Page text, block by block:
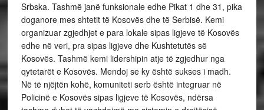
Srbska. Tashmë janë funksionale edhe Pikat 1 dhe 31, pika
doganore mes shtetit të Kosovës dhe të Serbisë. Kemi
organizuar zgjedhjet e para lokale sipas ligjeve të Kosovës
edhe në veri, pra sipas ligjeve dhe Kushtetutës së
Kosovës. Tashmë kemi lidershipin atje të zgjedhur nga
qytetarët e Kosovës. Mendoj se ky është sukses i madh.
Në të njëjtën kohë, komuniteti serb është integruar në
Policinë e Kosovës sipas ligjeve të Kosovës, ndërsa